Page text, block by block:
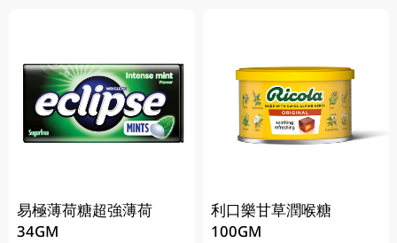
易極薄荷糖超強薄荷
34GM
利口樂甘草潤喉糖
100GM